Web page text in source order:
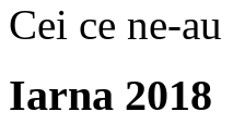
Cei ce ne-
Iarna 2018